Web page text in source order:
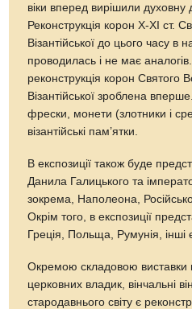
віки вперед вирішили
Реконструкція корон X-XI ст.
Візантійської до цього часу в
проводилась і не має
реконструкція корон Святого
Візантійської зроблена
фрески, монети (злотники і
візантійські пам’ятки.
В експозиції також буде
Данила Галицького та
зокрема, Наполеона,
Окрім того, в експозиції
Греція, Польща, Румунія, інші
Окремою складовою виставки
церковних владик, вінчальні
стародавнього світу є